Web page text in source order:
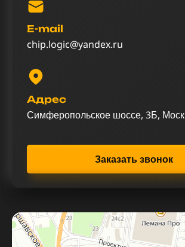
E-mail
chip.logic@yandex.ru
Адрес
Симферопольское шоссе, 3Б,
Заказать звонок